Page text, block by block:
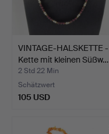
VINTAGE-HALSKETTE -
Kette mit kleinen Süßw…
2 Std 22 Min
Schätzwert
105 USD